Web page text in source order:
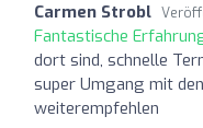
Carmen Strobl
Fantastische
dort sind, schnelle
super Umgang mit
weiterempfehlen